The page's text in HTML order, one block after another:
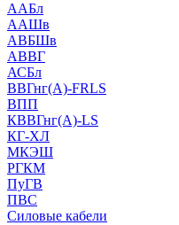
ААБл
ААШв
АВБШв
АВВГ
АСБл
ВВГнг(А)-FRLS
ВПП
КВВГнг(А)-LS
КГ-ХЛ
МКЭШ
РГКМ
ПуГВ
ПВС
Силовые кабели